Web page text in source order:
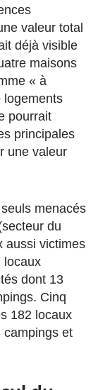
valeur total
déjà visible
maisons
« à
logements
pourrait
principales
une valeur
menacés
du
aussi victimes
locaux
dont 13
Cinq
182 locaux
campings et